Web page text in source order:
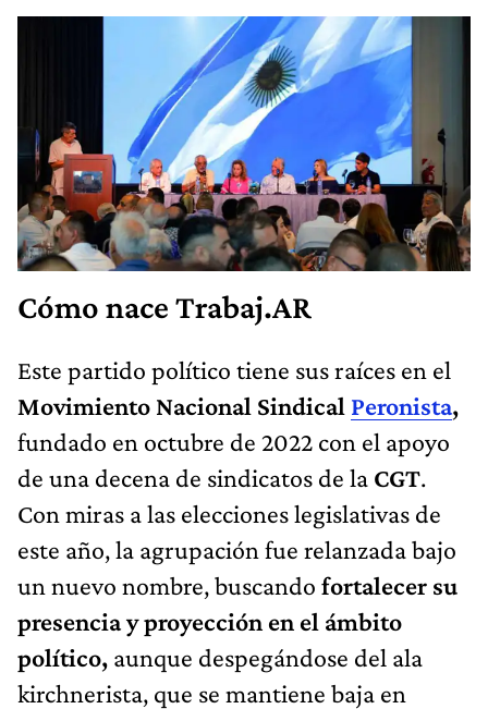
Cómo nace Trabaj.AR
Este partido político tiene sus raíces en el
Movimiento Nacional Sindical Peronista,
fundado en octubre de 2022 con el apoyo
de una decena de sindicatos de la CGT.
Con miras a las elecciones legislativas de
este año, la agrupación fue relanzada bajo
un nuevo nombre, buscando fortalecer su
presencia y proyección en el ámbito
político, aunque despegándose del ala
kirchnerista, que se mantiene baja en